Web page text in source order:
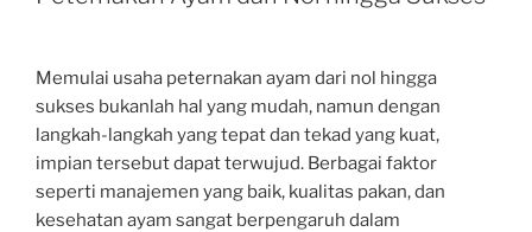
Memulai usaha peternakan ayam dari nol hingga
sukses bukanlah hal yang mudah, namun dengan
langkah-langkah yang tepat dan tekad yang kuat,
impian tersebut dapat terwujud. Berbagai faktor
seperti manajemen yang baik, kualitas pakan, dan
kesehatan ayam sangat berpengaruh dalam